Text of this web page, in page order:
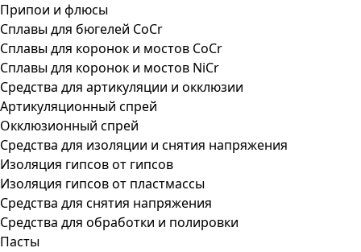
Припои и флюсы
Сплавы для бюгелей CoCr
Сплавы для коронок и мостов CoCr
Сплавы для коронок и мостов NiCr
Средства для артикуляции и окклюзии
Артикуляционный спрей
Окклюзионный спрей
Средства для изоляции и снятия напряжения
Изоляция гипсов от гипсов
Изоляция гипсов от пластмассы
Средства для снятия напряжения
Средства для обработки и полировки
Пасты